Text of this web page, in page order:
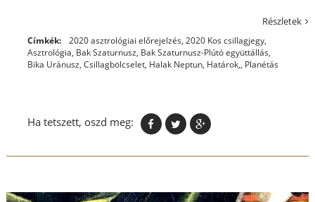
Részletek
Címkék: 2020 asztrológiai előrejelzés, 2020 Kos csillagjegy,
Asztrológia, Bak Szaturnusz, Bak Szaturnusz-Plútó együttállás,
Bika Uránusz, Csillagbölcselet, Halak Neptun, Határok,, Planétás
Ha tetszett, oszd meg: